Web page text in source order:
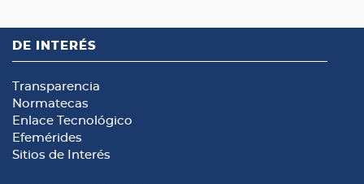
DE INTERÉS
Transparencia
Normatecas
Enlace Tecnológico
Efemérides
Sitios de Interés